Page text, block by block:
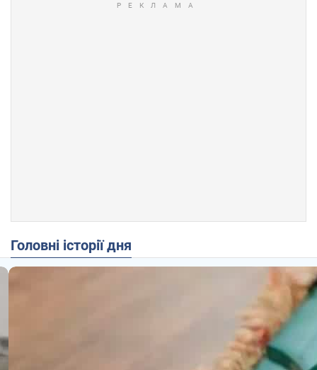
Головні історії дня